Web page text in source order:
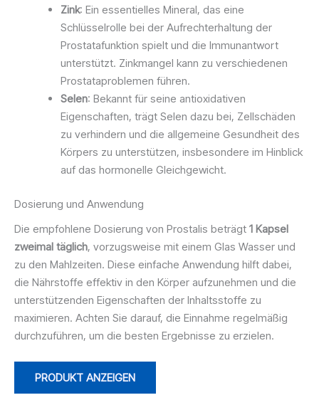
Zink: Ein essentielles Mineral, das eine
Schlüsselrolle bei der Aufrechterhaltung der
Prostatafunktion spielt und die Immunantwort
unterstützt. Zinkmangel kann zu verschiedenen
Prostataproblemen führen.
Selen: Bekannt für seine antioxidativen
Eigenschaften, trägt Selen dazu bei, Zellschäden
zu verhindern und die allgemeine Gesundheit des
Körpers zu unterstützen, insbesondere im Hinblick
auf das hormonelle Gleichgewicht.
Dosierung und Anwendung
Die empfohlene Dosierung von Prostalis beträgt 1 Kapsel
zweimal täglich, vorzugsweise mit einem Glas Wasser und
zu den Mahlzeiten. Diese einfache Anwendung hilft dabei,
die Nährstoffe effektiv in den Körper aufzunehmen und die
unterstützenden Eigenschaften der Inhaltsstoffe zu
maximieren. Achten Sie darauf, die Einnahme regelmäßig
durchzuführen, um die besten Ergebnisse zu erzielen.
PRODUKT ANZEIGEN